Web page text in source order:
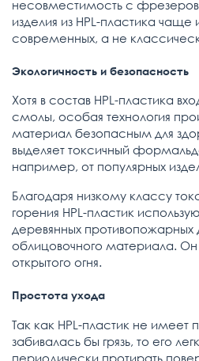
несовместимость с
изделия из HPL-пластика чаще
современных, а не
Экологичность и безопасность
Хотя в состав HPL-пластика
смолы, особая технология
материал безопасным для
выделяет токсичный
например, от популярных
Благодаря низкому классу
горения HPL-пластик
деревянных противопожарных
облицовочного материала. Он
открытого огня.
Простота ухода
Так как HPL-пластик не имеет
забивалась бы грязь, то его
периодически протирать